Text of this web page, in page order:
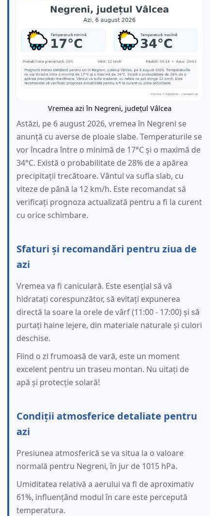
Vremea azi în Negreni, județul Vâlcea
Astăzi, pe 6 august 2026, vremea în Negreni se
anunță cu averse de ploaie slabe. Temperaturile se
vor încadra între o minimă de 17°C și o maximă de
34°C. Există o probabilitate de 28% de a apărea
precipitații trecătoare. Vântul va sufla slab, cu
viteze de până la 12 km/h. Este recomandat să
verificați prognoza actualizată pentru a fi la curent
cu orice schimbare.
Sfaturi și recomandări pentru ziua de
azi
Vremea va fi caniculară. Este esențial să vă
hidratați corespunzător, să evitați expunerea
directă la soare la orele de vârf (11:00 - 17:00) și să
purtați haine lejere, din materiale naturale și culori
deschise.
Fiind o zi frumoasă de vară, este un moment
excelent pentru un traseu montan. Nu uitați de
apă și protecție solară!
Condiții atmosferice detaliate pentru
azi
Presiunea atmosferică se va situa la o valoare
normală pentru Negreni, în jur de 1015 hPa.
Umiditatea relativă a aerului va fi de aproximativ
61%, influențând modul în care este percepută
temperatura.